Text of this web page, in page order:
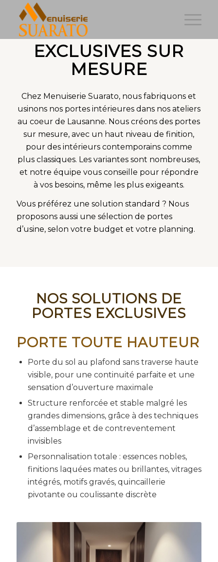
PORTES
EXCLUSIVES SUR
MESURE
Chez Menuiserie Suarato, nous fabriquons et
usinons nos portes intérieures dans nos ateliers
au coeur de Lausanne. Nous créons des portes
sur mesure, avec un haut niveau de finition,
pour des intérieurs contemporains comme
plus classiques. Les variantes sont nombreuses,
et notre équipe vous conseille pour répondre
à vos besoins, même les plus exigeants.
Vous préférez une solution standard ? Nous
proposons aussi une sélection de portes
d’usine, selon votre budget et votre planning.
NOS SOLUTIONS DE
PORTES EXCLUSIVES
PORTE TOUTE HAUTEUR
Porte du sol au plafond sans traverse haute
visible, pour une continuité parfaite et une
sensation d’ouverture maximale
Structure renforcée et stable malgré les
grandes dimensions, grâce à des techniques
d’assemblage et de contreventement
invisibles
Personnalisation totale : essences nobles,
finitions laquées mates ou brillantes, vitrages
intégrés, motifs gravés, quincaillerie
pivotante ou coulissante discrète